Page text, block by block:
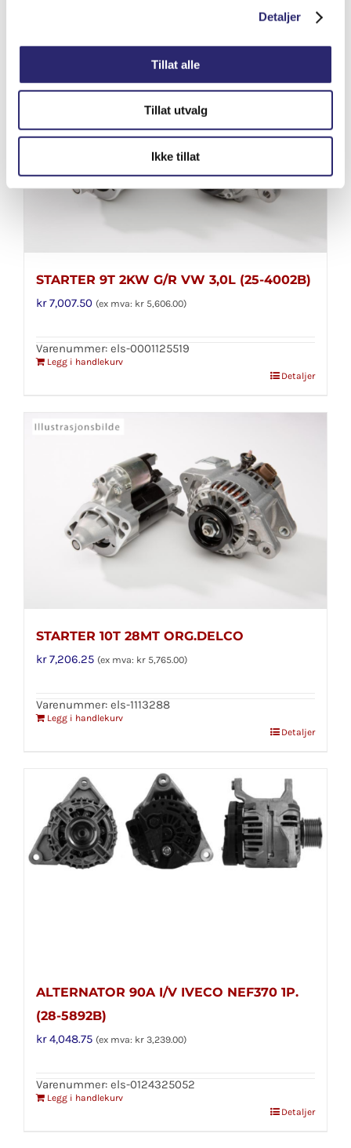
Detaljer
Tillat alle
Tillat utvalg
Ikke tillat
Detaljer
STARTER 9T 2KW G/R VW 3,0L (25-4002B)
kr7,007.50 (ex mva: kr 5,606.00)
Varenummer: els-0001125519
Legg i handlekurv
Detaljer
STARTER 10T 28MT ORG.DELCO
kr7,206.25 (ex mva: kr 5,765.00)
Varenummer: els-1113288
Legg i handlekurv
Detaljer
ALTERNATOR 90A I/V IVECO NEF370 1P.
(28-5892B)
kr4,048.75 (ex mva: kr 3,239.00)
Varenummer: els-0124325052
Legg i handlekurv
Detaljer